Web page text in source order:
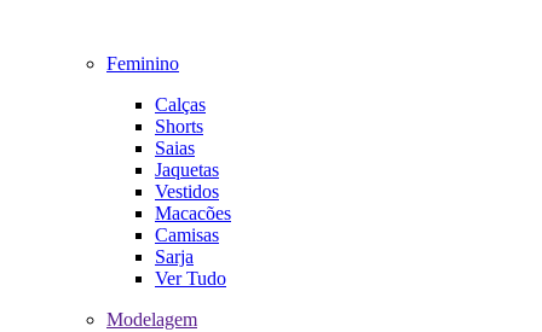
Feminino
Calças
Shorts
Saias
Jaquetas
Vestidos
Macacões
Camisas
Sarja
Ver Tudo
Modelagem